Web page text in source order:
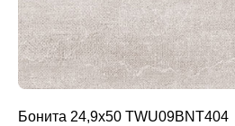
Бонита 24,9x50 TWU09BNT404